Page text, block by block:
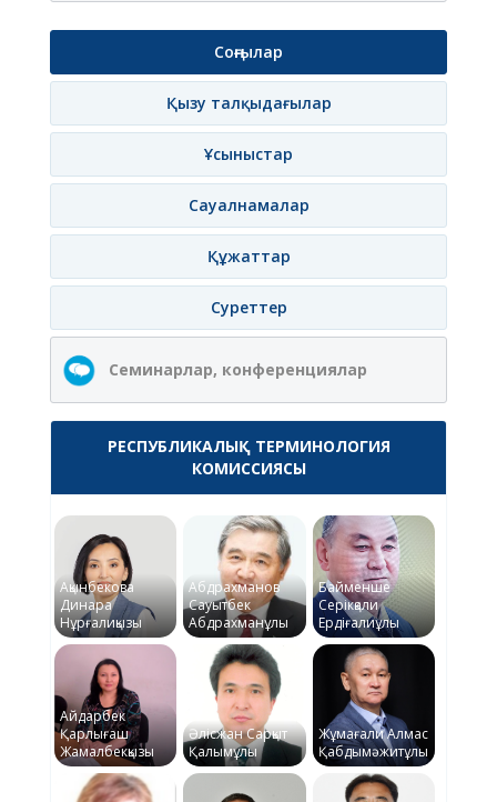
Соңғылар
Қызу талқыдағылар
Ұсыныстар
Сауалнамалар
Құжаттар
Суреттер
Семинарлар, конференциялар
РЕСПУБЛИКАЛЫҚ ТЕРМИНОЛОГИЯ
КОМИССИЯСЫ
Ақынбекова
Динара
Нұрғалиқызы
Абдрахманов
Сауытбек
Абдрахманұлы
Байменше
Серікқали
Ердіғалиұлы
Айдарбек
Қарлығаш
Жамалбекқызы
Әлісжан Сарқыт
Қалымұлы
Жұмағали Алмас
Қабдымәжитұлы